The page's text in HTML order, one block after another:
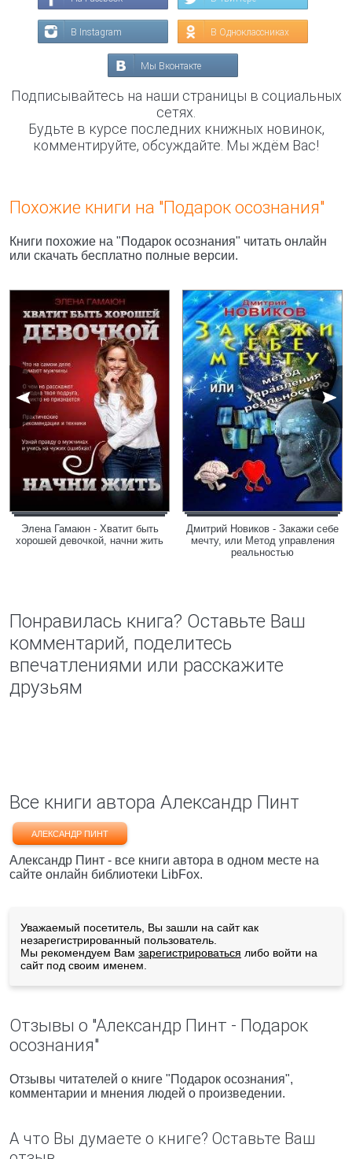
В Instagram В Одноклассниках
Мы Вконтакте
Подписывайтесь на наши страницы в социальных
сетях.
Будьте в курсе последних книжных новинок,
комментируйте, обсуждайте. Мы ждём Вас!
Похожие книги на "Подарок осознания"
Книги похожие на "Подарок осознания" читать онлайн
или скачать бесплатно полные версии.
Элена Гамаюн - Хватит быть
хорошей девочкой, начни жить
Дмитрий Новиков - Закажи себе
мечту, или Метод управления
реальностью
Понравилась книга? Оставьте Ваш
комментарий, поделитесь
впечатлениями или расскажите
друзьям
Все книги автора Александр Пинт
АЛЕКСАНДР ПИНТ
Александр Пинт - все книги автора в одном месте на
сайте онлайн библиотеки LibFox.
Уважаемый посетитель, Вы зашли на сайт как
незарегистрированный пользователь.
Мы рекомендуем Вам зарегистрироваться либо войти на
сайт под своим именем.
Отзывы о "Александр Пинт - Подарок
осознания"
Отзывы читателей о книге "Подарок осознания",
комментарии и мнения людей о произведении.
А что Вы думаете о книге? Оставьте Ваш